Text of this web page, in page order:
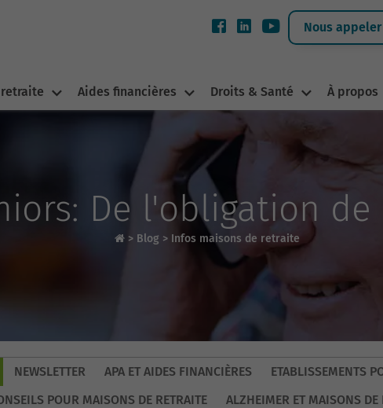
Nous
Aides financières Droits & Santé À propos
De l'obligation
> Blog > Infos maisons de retraite
NEWSLETTER APA ET AIDES FINANCIÈRES
ETABLISSEMENTS
POUR MAISONS DE RETRAITE
ALZHEIMER ET MAISONS DE